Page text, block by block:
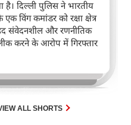
है। दिल्ली पुलिस ने भारतीय
विंग कमांडर को रक्षा क्षेत्र
संवेदनशील और रणनीतिक
करने के आरोप में गिरफ्तार
ALL SHORTS